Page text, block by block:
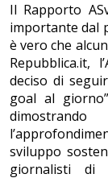
Il Rapporto
importante dal
è vero che
Repubblica.it,
deciso di
goal al
sviluppo
giornalisti di